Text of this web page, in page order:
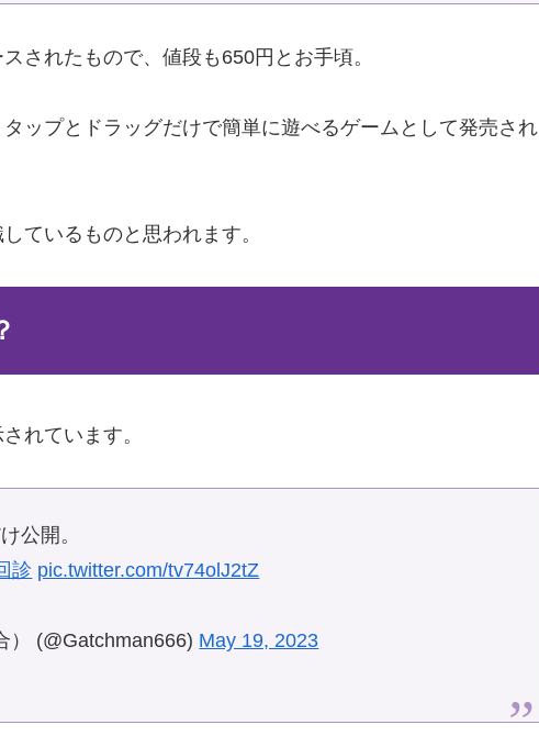
されたもので、値段も650円とお手頃。
ップとドラッグだけで簡単に遊べるゲームとして発売され
ているものと思われます。
れています。
公開。
診 pic.twitter.com/tv74olJ2tZ
(@Gatchman666) May 19, 2023